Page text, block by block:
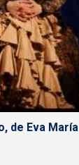
de Eva María